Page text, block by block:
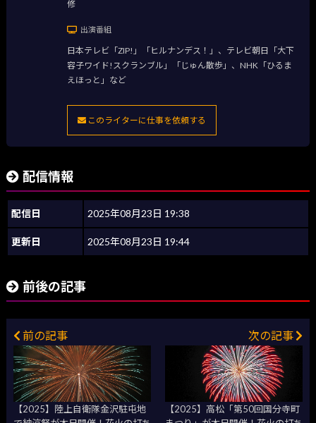
修
出演番組
日本テレビ「ZIP!」「ヒルナンデス！」、テレビ朝日「大下
容子ワイド!スクランブル」「じゅん散歩」、NHK「ひるま
えほっと」など
このライターに仕事を依頼する
配信情報
配信日 2025年08月23日 19:38
更新日 2025年08月23日 19:44
前後の記事
前の記事
【2025】陸上自衛隊金沢駐屯地
次の記事
【2025】高松「第50回国分寺町